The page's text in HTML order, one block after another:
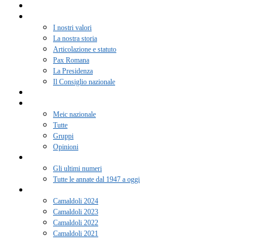
I nostri valori
La nostra storia
Articolazione e statuto
Pax Romana
La Presidenza
Il Consiglio nazionale
Meic nazionale
Tutte
Gruppi
Opinioni
Gli ultimi numeri
Tutte le annate dal 1947 a oggi
Camaldoli 2024
Camaldoli 2023
Camaldoli 2022
Camaldoli 2021